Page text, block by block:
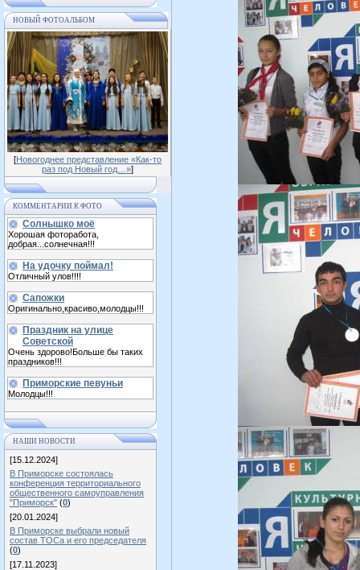
НОВЫЙ ФОТОАЛЬБОМ
[Новогоднее представление «Как-то
раз под Новый год…»]
КОММЕНТАРИИ К ФОТО
Солнышко моё
Хорошая фоторабота,
добрая...солнечная!!!
На удочку поймал!
Отличный улов!!!!
Сапожки
Оригинально,красиво,молодцы!!!
Праздник на улице
Советской
Очень здорово!Больше бы таких
праздников!!!
Приморские певуньи
Молодцы!!!
НАШИ НОВОСТИ
[15.12.2024]
В Приморске состоялась
конференция территориального
общественного самоуправления
"Приморск" (0)
[20.01.2024]
В Приморске выбрали новый
состав ТОСа и его председателя
(0)
[17.11.2023]